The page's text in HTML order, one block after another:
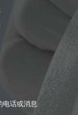
电话或消息